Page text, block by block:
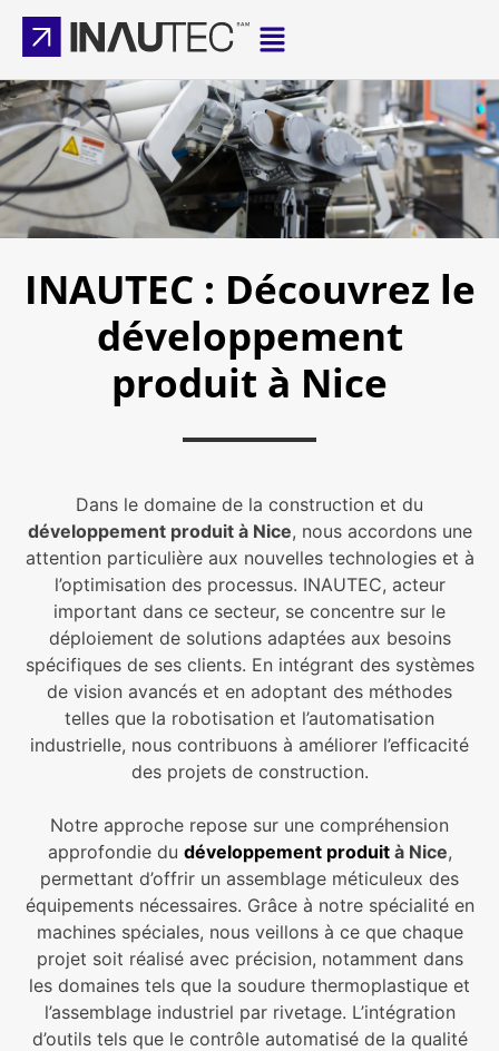
INAUTEC : Découvrez le
développement
produit à Nice
Dans le domaine de la construction et du
développement produit à Nice, nous accordons une
attention particulière aux nouvelles technologies et à
l’optimisation des processus. INAUTEC, acteur
important dans ce secteur, se concentre sur le
déploiement de solutions adaptées aux besoins
spécifiques de ses clients. En intégrant des systèmes
de vision avancés et en adoptant des méthodes
telles que la robotisation et l’automatisation
industrielle, nous contribuons à améliorer l’efficacité
des projets de construction.
Notre approche repose sur une compréhension
approfondie du développement produità Nice,
permettant d’offrir un assemblage méticuleux des
équipements nécessaires. Grâce à notre spécialité en
machines spéciales, nous veillons à ce que chaque
projet soit réalisé avec précision, notamment dans
les domaines tels que la soudure thermoplastique et
l’assemblage industriel par rivetage. L’intégration
d’outils tels que le contrôle automatisé de la qualité